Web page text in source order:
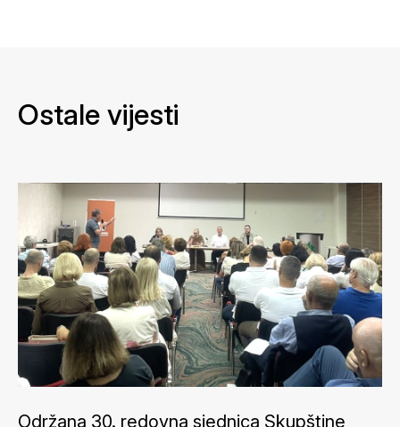
Ostale vijesti
Održana 30. redovna sjednica Skupštine